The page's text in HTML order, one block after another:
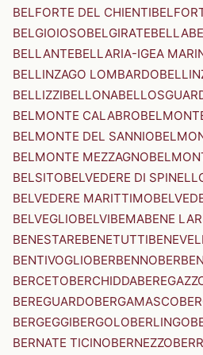
BELFORTE DEL CHIENTI
BELGIOIOSOBELGIRATEBELLA
BELLANTEBELLARIA-IGEA
BELLINZAGO LOMBARDO
BELLIZZIBELLONA
BELMONTE CALABRO
BELMONTE DEL SANNIO
BELMONTE MEZZAGNO
BELSITOBELVEDERE DI
BELVEDERE MARITTIMO
BELVEGLIOBELVIBEMABENE
BENESTAREBENETUTTI
BENTIVOGLIOBERBENNO
BERCETOBERCHIDDA
BEREGUARDOBERGAMASCO
BERGEGGIBERGOLOBERLINGO
BERNATE TICINOBERNEZZO